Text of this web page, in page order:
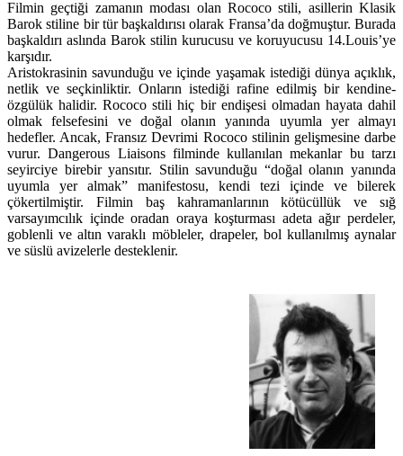
Filmin geçtiği zamanın modası olan Rococo stili, asillerin Klasik
Barok stiline bir tür başkaldırısı olarak Fransa’da doğmuştur. Burada
başkaldırı aslında Barok stilin kurucusu ve koruyucusu 14.Louis’ye
karşıdır.
Aristokrasinin savunduğu ve içinde yaşamak istediği dünya açıklık,
netlik ve seçkinliktir. Onların istediği rafine edilmiş bir kendine-
özgülük halidir. Rococo stili hiç bir endişesi olmadan hayata dahil
olmak felsefesini ve doğal olanın yanında uyumla yer almayı
hedefler. Ancak, Fransız Devrimi Rococo stilinin gelişmesine darbe
vurur. Dangerous Liaisons filminde kullanılan mekanlar bu tarzı
seyirciye birebir yansıtır. Stilin savunduğu “doğal olanın yanında
uyumla yer almak” manifestosu, kendi tezi içinde ve bilerek
çökertilmiştir. Filmin baş kahramanlarının kötücüllük ve sığ
varsayımcılık içinde oradan oraya koşturması adeta ağır perdeler,
goblenli ve altın varaklı möbleler, drapeler, bol kullanılmış aynalar
ve süslü avizelerle desteklenir.